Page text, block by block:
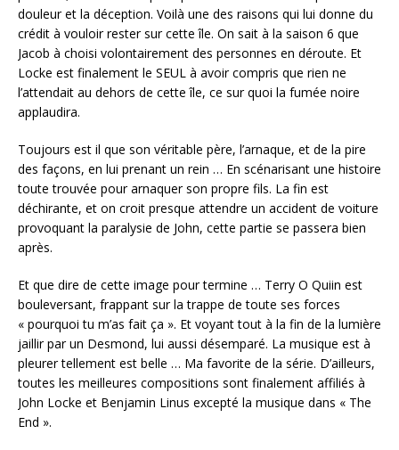
douleur et la déception. Voilà une des raisons qui lui donne du
crédit à vouloir rester sur cette île. On sait à la saison 6 que
Jacob à choisi volontairement des personnes en déroute. Et
Locke est finalement le SEUL à avoir compris que rien ne
l’attendait au dehors de cette île, ce sur quoi la fumée noire
applaudira.
Toujours est il que son véritable père, l’arnaque, et de la pire
des façons, en lui prenant un rein … En scénarisant une histoire
toute trouvée pour arnaquer son propre fils. La fin est
déchirante, et on croit presque attendre un accident de voiture
provoquant la paralysie de John, cette partie se passera bien
après.
Et que dire de cette image pour termine … Terry O Quiin est
bouleversant, frappant sur la trappe de toute ses forces
« pourquoi tu m’as fait ça ». Et voyant tout à la fin de la lumière
jaillir par un Desmond, lui aussi désemparé. La musique est à
pleurer tellement est belle … Ma favorite de la série. D’ailleurs,
toutes les meilleures compositions sont finalement affiliés à
John Locke et Benjamin Linus excepté la musique dans « The
End ».